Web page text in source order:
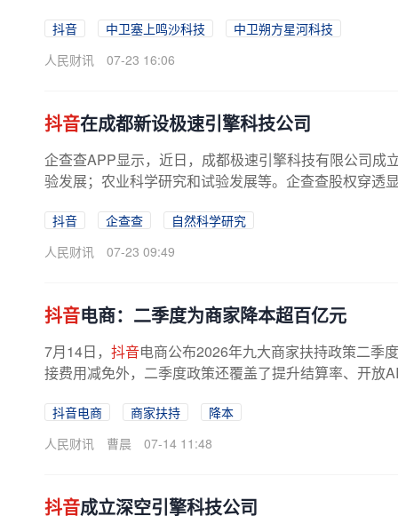
抖音 中卫塞上鸣沙科技
中卫朔方星河科技
人民财讯
07-23 16:06
抖音在成都新设极速引擎科技公司
企查查APP显示，近日，成都极速引擎科技有限公司成
验发展；农业科学研究和试验发展等。企查查股权穿透
抖音 企查查
自然科学研究
人民财讯
07-23 09:49
抖音电商：二季度为商家降本超百亿元
7月14日， 抖音电商公布2026年九大商家扶持政策二季
接费用减免外，二季度政策还覆盖了提升结算率、开放
抖音电商 商家扶持
降本
人民财讯
曹晨 07-14 11:48
抖音成立深空引擎科技公司